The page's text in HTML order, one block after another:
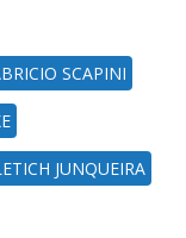
SCAPINI
JUNQUEIRA